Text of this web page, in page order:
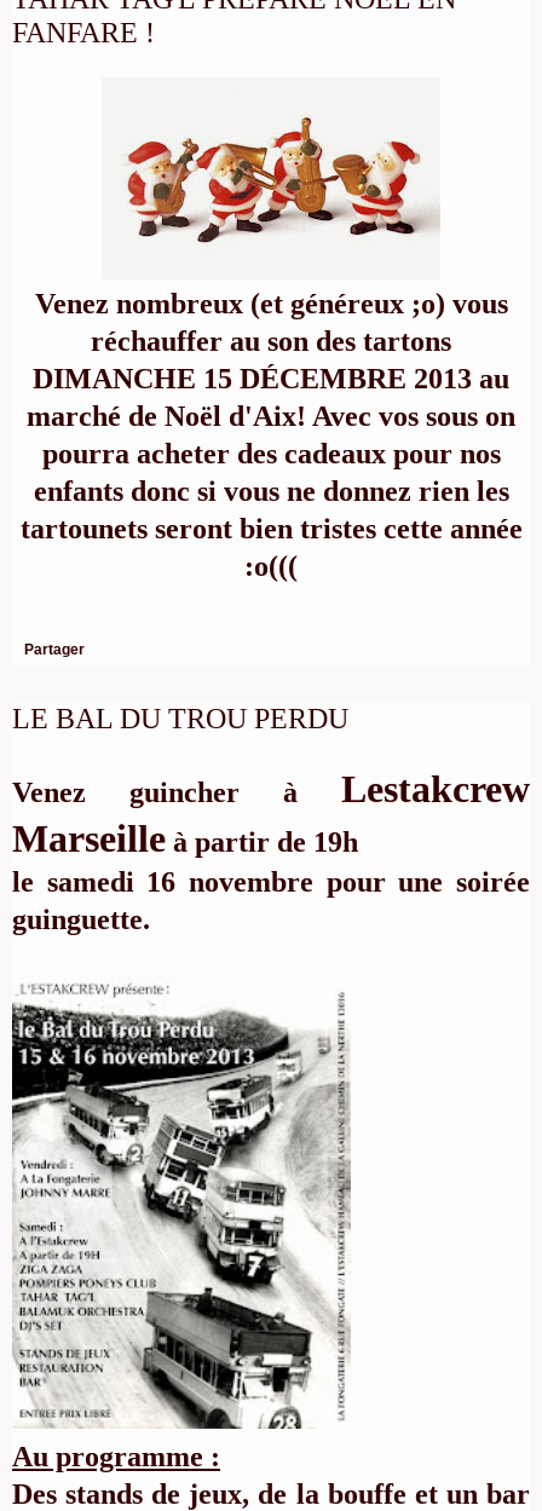
FANFARE !
Venez nombreux (et généreux ;o) vous
réchauffer au son des tartons
DIMANCHE 15 DÉCEMBRE 2013 au
marché de Noël d'Aix! Avec vos sous on
pourra acheter des cadeaux pour nos
enfants donc si vous ne donnez rien les
tartounets seront bien tristes cette année
:o(((
Partager
LE BAL DU TROU PERDU
Venez guincher à Lestakcrew
Marseille à partir de 19h
le samedi 16 novembre pour une soirée
guinguette.
Au programme :
Des stands de jeux, de la bouffe et un bar